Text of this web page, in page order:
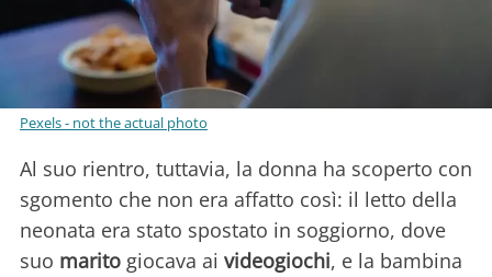
Pexels - not the actual photo
Al suo rientro, tuttavia, la donna ha scoperto con
sgomento che non era affatto così: il letto della
neonata era stato spostato in soggiorno, dove
suo marito giocava ai videogiochi, e la bambina